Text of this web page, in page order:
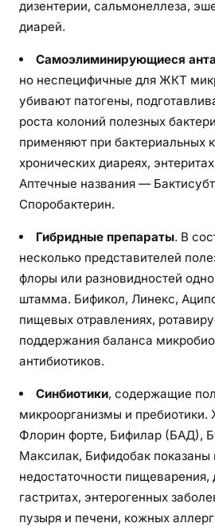
дизентерии, сальмонеллеза,
диарей.
Самоэлиминирующиеся
но неспецифичные для ЖКТ
убивают патогены,
роста колоний полезных
применяют при бактериальных
хронических диареях,
Аптечные названия —
Споробактерин.
Гибридные препараты. В
несколько представителей
флоры или разновидностей
штамма. Бификол, Линекс,
пищевых отравлениях,
поддержания баланса
антибиотиков.
Синбиотики, содержащие
микроорганизмы и пребиотики.
Флорин форте, Бифилар (БАД),
Максилак, Бифидобак показаны
недостаточности пищеварения,
гастритах, энтерогенных
пузыря и печени, кожных